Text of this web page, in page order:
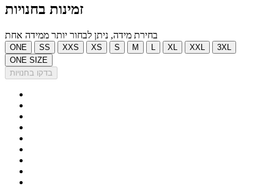
זמינות בחנויות
בחירת מידה, ניתן לבחור יותר ממידה אחת
ONE SS XXS XS S M XL XXL
3XL
ONE SIZE
בדקו בחנויות